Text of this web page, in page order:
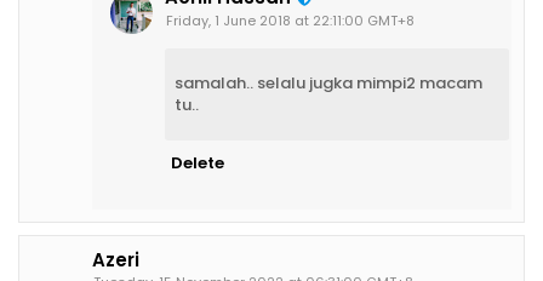
Friday, 1 June 2018 at 22:11:00 GMT+8
samalah.. selalu jugka mimpi2 macam
tu..
Delete
Azeri